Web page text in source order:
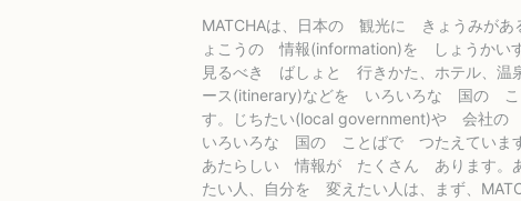
MATCHAは、日本の 観光に きょうみが
ょこうの 情報(information)を しょうかい
見るべき ばしょと 行きかた、ホテル、温
ース(itinerary)などを いろいろな 国の こ
す。じちたい(local government)や 会社
いろいろな 国の ことばで つたえていま
あたらしい 情報が たくさん あります。
たい人、自分を 変えたい人は、まず、